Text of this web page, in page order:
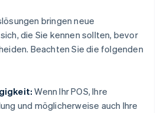
bringen neue
die Sie kennen sollten, bevor
Beachten Sie die folgenden
Wenn Ihr POS, Ihre
und möglicherweise auch Ihre